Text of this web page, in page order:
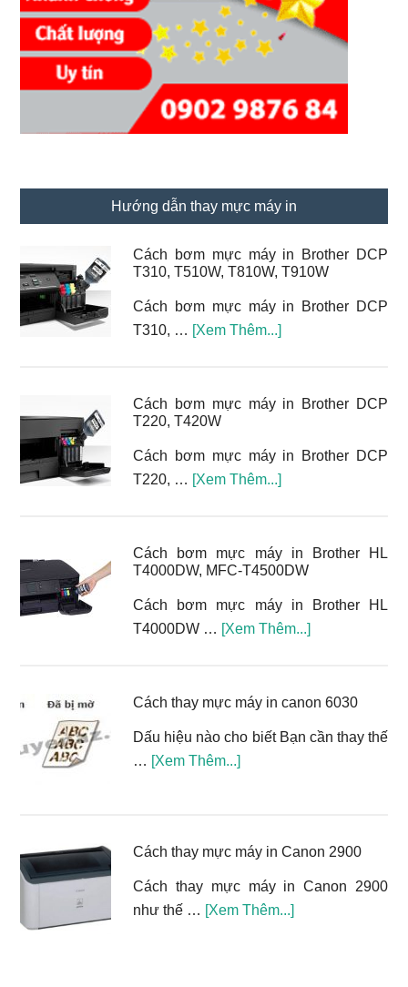
Hướng dẫn thay mực máy in
Cách bơm mực máy in Brother DCP
T310, T510W, T810W, T910W
Cách bơm mực máy in Brother DCP
T310, … [Xem Thêm...]vềCách
máy
Brother
DCP
T910W
Cách bơm mực máy in Brother DCP
T220, T420W
Cách bơm mực máy in Brother DCP
T220, … [Xem Thêm...]vềCách
máy
in
Brother
DCP
Cách bơm mực máy in Brother HL
T4000DW, MFC-T4500DW
Cách bơm mực máy in Brother HL
T4000DW … [Xem Thêm...]vềCách
máy
Brother
Cách thay mực máy in canon 6030
Dấu hiệu nào cho biết Bạn cần thay thế
… [Xem Thêm...]vềCách
in
canon
6030
Cách thay mực máy in Canon 2900
Cách thay mực máy in Canon 2900
như thế … [Xem Thêm...]vềCách